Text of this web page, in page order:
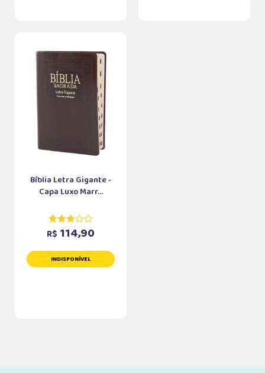
Bíblia Letra Gigante -
Capa Luxo Marr...
R$ 114,90
INDISPONÍVEL